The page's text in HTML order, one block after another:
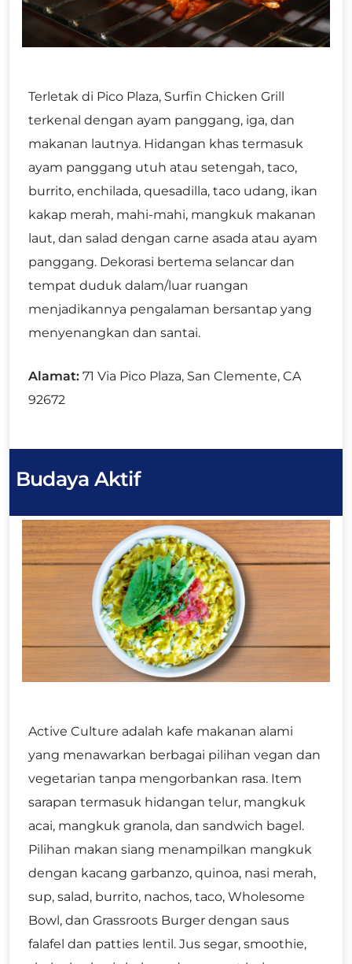
Terletak di Pico Plaza, Surfin Chicken Grill
terkenal dengan ayam panggang, iga, dan
makanan lautnya. Hidangan khas termasuk
ayam panggang utuh atau setengah, taco,
burrito, enchilada, quesadilla, taco udang, ikan
kakap merah, mahi-mahi, mangkuk makanan
laut, dan salad dengan carne asada atau ayam
panggang. Dekorasi bertema selancar dan
tempat duduk dalam/luar ruangan
menjadikannya pengalaman bersantap yang
menyenangkan dan santai.
Alamat: 71 Via Pico Plaza, San Clemente, CA
92672
Budaya Aktif
Active Culture adalah kafe makanan alami
yang menawarkan berbagai pilihan vegan dan
vegetarian tanpa mengorbankan rasa. Item
sarapan termasuk hidangan telur, mangkuk
acai, mangkuk granola, dan sandwich bagel.
Pilihan makan siang menampilkan mangkuk
dengan kacang garbanzo, quinoa, nasi merah,
sup, salad, burrito, nachos, taco, Wholesome
Bowl, dan Grassroots Burger dengan saus
falafel dan patties lentil. Jus segar, smoothie,